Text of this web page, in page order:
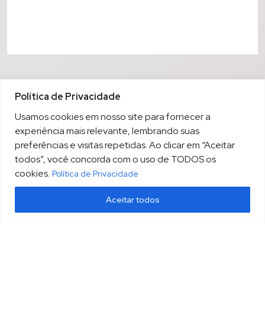
Política de Privacidade
Usamos cookies em nosso site para fornecer a
experiência mais relevante, lembrando suas
preferências e visitas repetidas. Ao clicar em “Aceitar
todos”, você concorda com o uso de TODOS os
cookies. Política de Privacidade
Aceitar todos